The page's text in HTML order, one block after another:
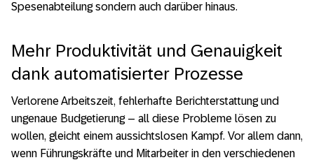
Spesenabteilung sondern auch darüber hinaus.
Mehr Produktivität und Genauigkeit
dank automatisierter Prozesse
Verlorene Arbeitszeit, fehlerhafte Berichterstattung und
ungenaue Budgetierung – all diese Probleme lösen zu
wollen, gleicht einem aussichtslosen Kampf. Vor allem dann,
wenn Führungskräfte und Mitarbeiter in den verschiedenen